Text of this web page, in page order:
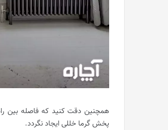
همچنین دقت کنید که فاصله بین
پخش گرما خللی ایجاد نگردد.